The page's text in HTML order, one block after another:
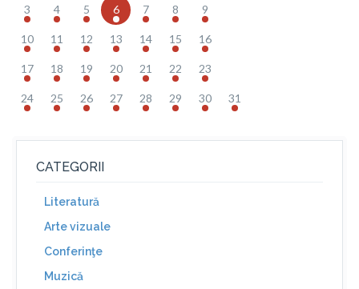
3 4 5 6 7 8 9
10 11 12 13 14 15 16
17 18 19 20 21 22 23
24 25 26 27 28 29 30 31
CATEGORII
Literatură
Arte vizuale
Conferinţe
Muzică